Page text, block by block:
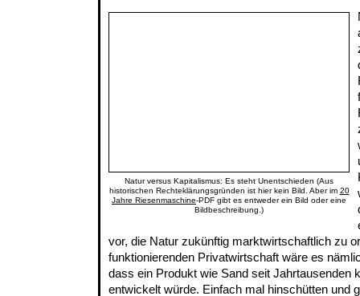
Natur versus Kapitalismus: Es steht Unentschieden (Aus
historischen Rechteklärungsgründen ist hier kein Bild. Aber im 20
Jahre Riesenmaschine-PDF gibt es entweder ein Bild oder eine
Bildbeschreibung.)
vor, die Natur zukünftig marktwirtschaftlich zu
funktionierenden Privatwirtschaft wäre es
dass ein Produkt wie Sand seit Jahrtausenden
entwickelt würde. Einfach mal hinschütten und